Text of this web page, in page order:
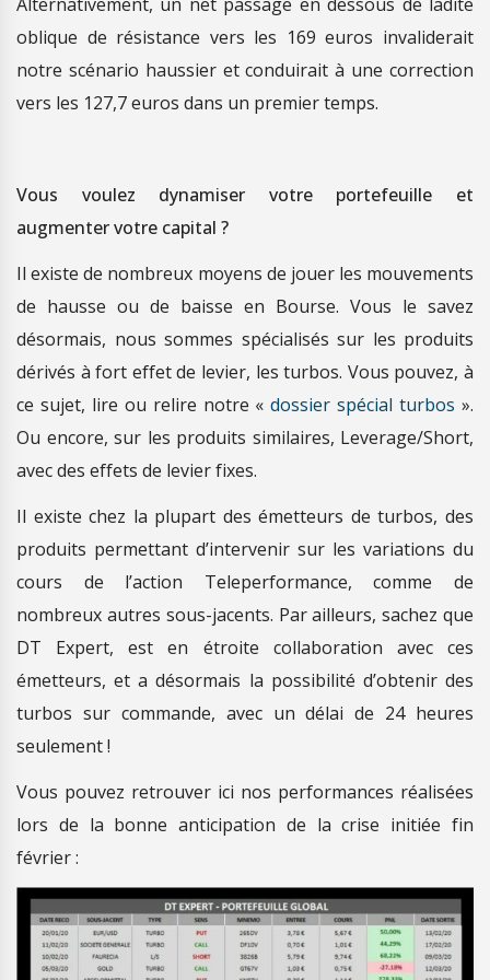
oblique de résistance vers les 169 euros invaliderait
notre scénario haussier et conduirait à une correction
vers les 127,7 euros dans un premier temps.
Vous voulez dynamiser votre portefeuille et
augmenter votre capital ?
Il existe de nombreux moyens de jouer les mouvements
de hausse ou de baisse en Bourse. Vous le savez
désormais, nous sommes spécialisés sur les produits
dérivés à fort effet de levier, les turbos. Vous pouvez, à
ce sujet, lire ou relire notre «dossier spécial turbos ».
Ou encore, sur les produits similaires, Leverage/Short,
avec des effets de levier fixes.
Il existe chez la plupart des émetteurs de turbos, des
produits permettant d’intervenir sur les variations du
cours de l’action Teleperformance, comme de
nombreux autres sous-jacents. Par ailleurs, sachez que
DT Expert, est en étroite collaboration avec ces
émetteurs, et a désormais la possibilité d’obtenir des
turbos sur commande, avec un délai de 24 heures
seulement !
Vous pouvez retrouver ici nos performances réalisées
lors de la bonne anticipation de la crise initiée fin
février :